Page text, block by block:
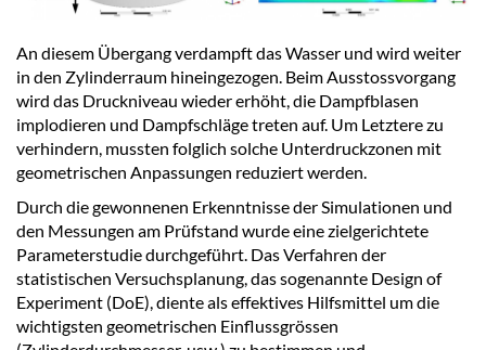
An diesem Übergang verdampft das Wasser und wird weiter
in den Zylinderraum hineingezogen. Beim Ausstossvorgang
wird das Druckniveau wieder erhöht, die Dampfblasen
implodieren und Dampfschläge treten auf. Um Letztere zu
verhindern, mussten folglich solche Unterdruckzonen mit
geometrischen Anpassungen reduziert werden.
Durch die gewonnenen Erkenntnisse der Simulationen und
den Messungen am Prüfstand wurde eine zielgerichtete
Parameterstudie durchgeführt. Das Verfahren der
statistischen Versuchsplanung, das sogenannte Design of
Experiment (DoE), diente als effektives Hilfsmittel um die
wichtigsten geometrischen Einflussgrössen